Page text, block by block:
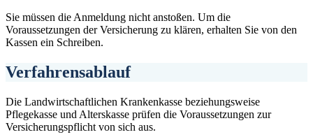
Sie müssen die Anmeldung nicht anstoßen. Um die
Voraussetzungen der Versicherung zu klären, erhalten Sie von den
Kassen ein Schreiben.
Verfahrensablauf
Die Landwirtschaftlichen Krankenkasse beziehungsweise
Pflegekasse und Alterskasse prüfen die Voraussetzungen zur
Versicherungspflicht von sich aus.